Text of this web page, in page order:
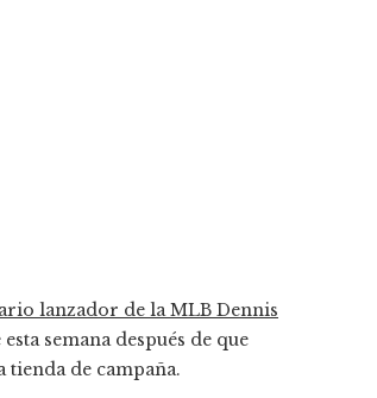
lanzador de la MLB Dennis
semana después de que
tienda de campaña.